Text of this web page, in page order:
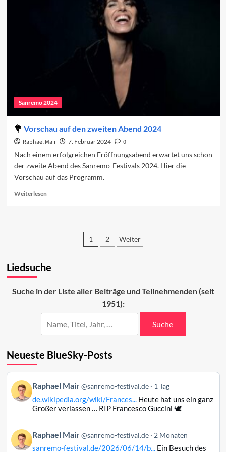
Sanremo 2024
Vorschau auf den zweiten Abend 2024
Raphael Mair 7. Februar 2024
0
Nach einem erfolgreichen Eröffnungsabend erwartet uns schon
der zweite Abend des Sanremo-Festivals 2024. Hier die
Vorschau auf das Programm.
WeiterlesenRead
2024
Beiträge
1 2 Weiter
Liedsuche
Suche in der Liste aller Beiträge und Teilnehmenden (seit
1951):
Suche
Neueste BlueSky-Posts
Beitrag
von
Raphael
Bluesky
ansehen
Raphael Mair @sanremo-festival.de 1 Tag
de.wikipedia.org/wiki/Frances...Heute hat uns ein ganz
Großer verlassen … RIP Francesco Guccini 🕊️
Beitrag
von
Raphael Mair @sanremo-festival.de 2 Monaten
sanremo-festival.de/2026/06/14/b...Ein Besuch des